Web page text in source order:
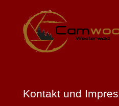
Kontakt und